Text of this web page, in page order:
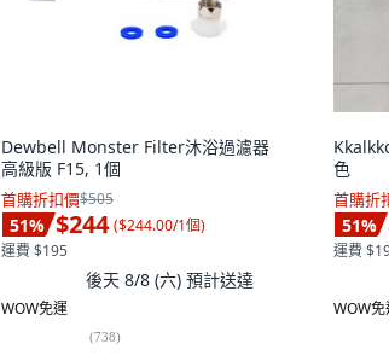
Dewbell Monster Filter沐浴過濾器
高級版 F15, 1個
首購折扣價$505
51% $244 ($244.00/1個)
運費 $195
後天 8/8 (六) 預計送達
WOW免運
(738)
色
首購折
51%
運費
WOW免